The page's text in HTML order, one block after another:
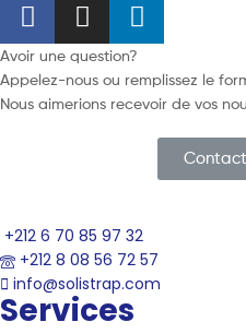
Avoir une question?
Appelez-nous ou remplissez le
Nous aimerions recevoir de vos
+212 6 70 85 97 32
+212 8 08 56 72 57
info@solistrap.com
Services